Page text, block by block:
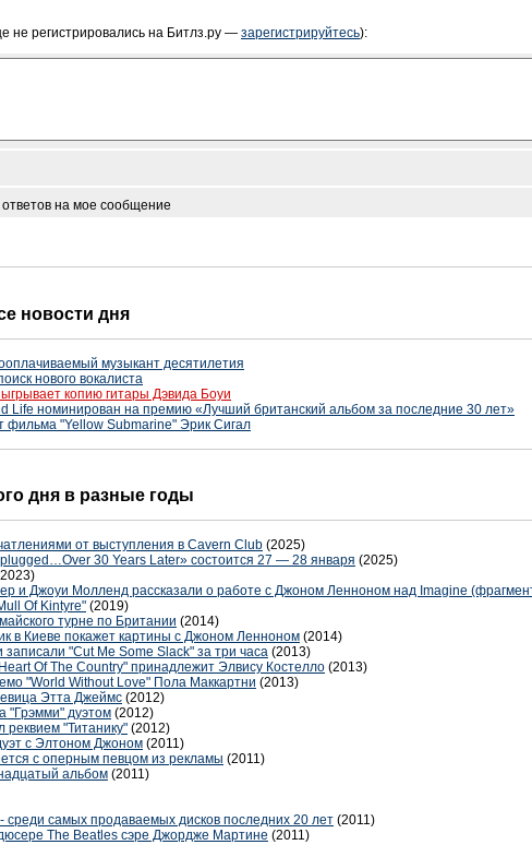
не регистрировались на Битлз.ру — зарегистрируйтесь):
на мое сообщение
новости дня
музыкант десятилетия
нового вокалиста
копию гитары Дэвида Боуи
Life номинирован на премию «Лучший британский альбом за последние 30 лет»
фильма "Yellow Submarine" Эрик Сигал
дня в разные годы
от выступления в Cavern Club (2025)
30 Years Later» состоится 27 — 28 января (2025)
и Джоуи Молленд рассказали о работе с Джоном Ленноном над Imagine
Of Kintyre" (2019)
турне по Британии (2014)
в Киеве покажет картины с Джоном Ленноном (2014)
"Cut Me Some Slack" за три часа (2013)
Of The Country" принадлежит Элвису Костелло (2013)
"World Without Love" Пола Маккартни (2013)
Этта Джеймс (2012)
"Грэмми" дуэтом (2012)
реквием "Титанику" (2012)
с Элтоном Джоном (2011)
с оперным певцом из рекламы (2011)
альбом (2011)
среди самых продаваемых дисков последних 20 лет (2011)
The Beatles сэре Джордже Мартине (2011)